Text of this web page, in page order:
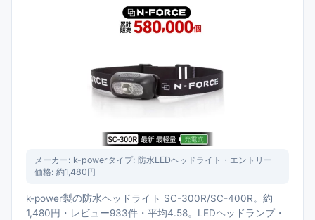
メーカー: k-powerタイプ: 防水LEDヘッドライト・エントリー
価格: 約1,480円
k-power製の防水ヘッドライト SC-300R/SC-400R。約
1,480円・レビュー933件・平均4.58。LEDヘッドランプ・